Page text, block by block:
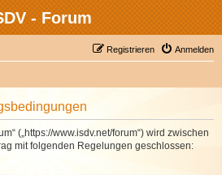
- Forum
Anmelden
Registrieren
(„https://www.isdv.net/forum“) wird zwischen
mit folgenden Regelungen geschlossen: